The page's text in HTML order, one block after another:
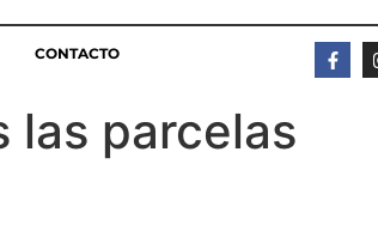
CONTACTO
las parcelas